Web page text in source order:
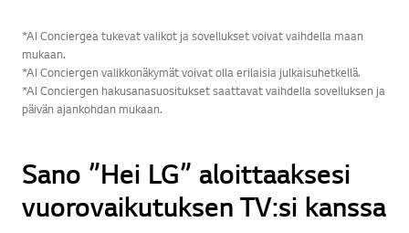
*AI Conciergea tukevat valikot ja sovellukset voivat vaihdella maan
mukaan.
*AI Conciergen valikkonäkymät voivat olla erilaisia julkaisuhetkellä.
*AI Conciergen hakusanasuositukset saattavat vaihdella sovelluksen ja
päivän ajankohdan mukaan.
Sano ”Hei LG” aloittaaksesi
vuorovaikutuksen TV:si kanssa